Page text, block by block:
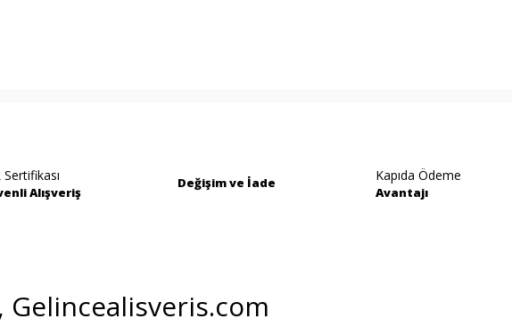
Sertifikası
Alışveriş
Değişim ve İade Kapıda Ödeme
Avantajı
Gelincealisveris.com